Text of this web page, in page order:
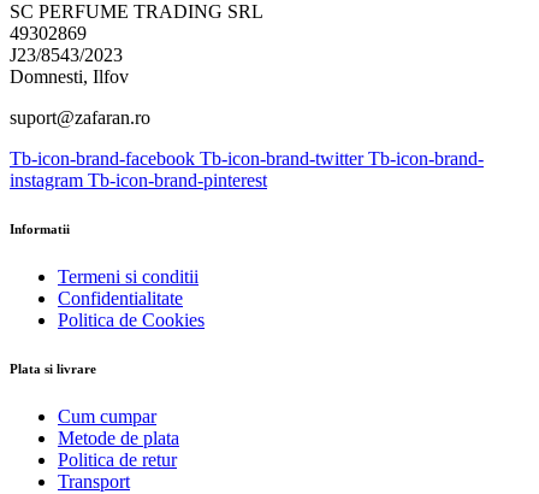
SC PERFUME TRADING SRL
49302869
J23/8543/2023
Domnesti, Ilfov
suport@zafaran.ro
Tb-icon-brand-facebook Tb-icon-brand-twitter Tb-icon-brand-
instagram Tb-icon-brand-pinterest
Informatii
Termeni si conditii
Confidentialitate
Politica de Cookies
Plata si livrare
Cum cumpar
Metode de plata
Politica de retur
Transport